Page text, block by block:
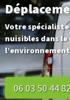
Votre
nuisibles dans
06 03 50 44